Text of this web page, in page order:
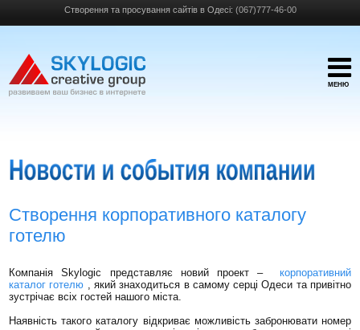
Створення та просування сайтів в Одесі: (067)777-46-00
МЕНЮ
Створення корпоративного каталогу
готелю
Компанія Skylogic представляє новий проект – корпоративний
каталог готелю , який знаходиться в самому серці Одеси та привітно
зустрічає всіх гостей нашого міста.
Наявність такого каталогу відкриває можливість забронювати номер